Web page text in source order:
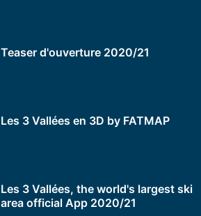
Teaser d'ouverture 2020/21
Les 3 Vallées en 3D by FATMAP
Les 3 Vallées, the world's largest ski
area official App 2020/21